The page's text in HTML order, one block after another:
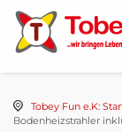
Tobey Fun e.K:
Bodenheizstrahler